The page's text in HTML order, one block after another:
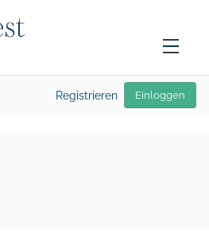
Registrieren Einloggen